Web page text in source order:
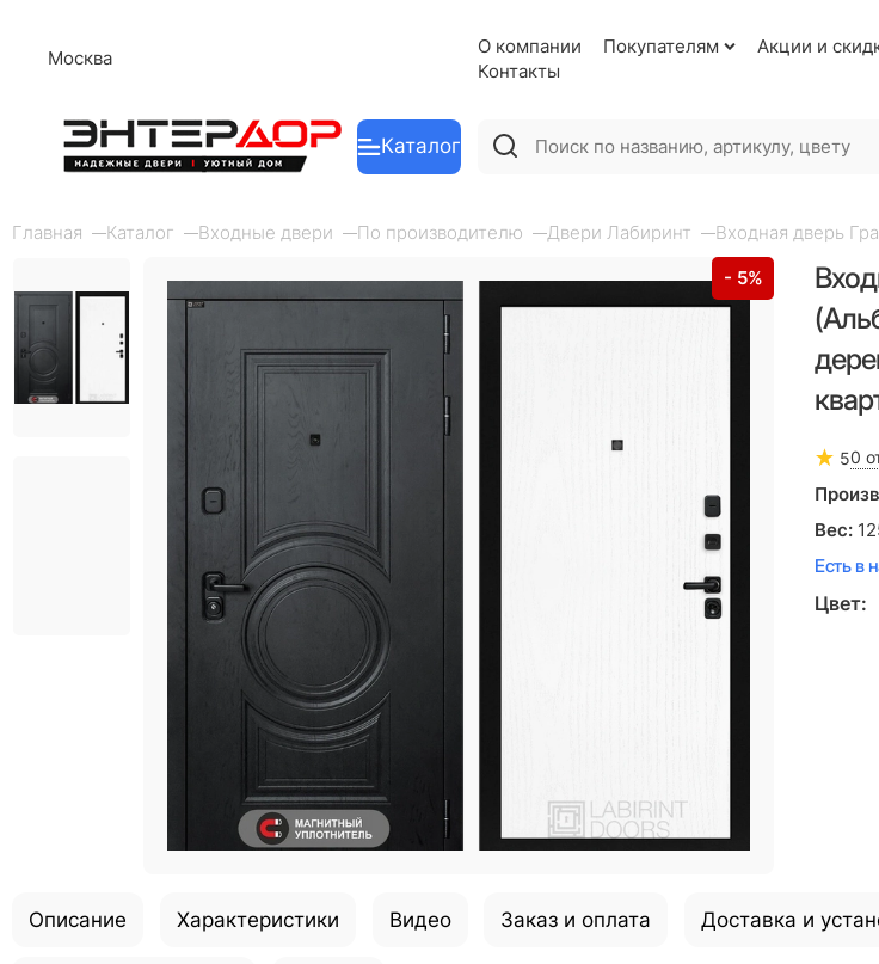
Москва
О компании Покупателям Акции и
Контакты
Каталог
Главная Каталог Входные двери По производителю Двери Лабиринт Входная дверь
- 5%
50
Вес:
Есть в
Цвет:
Описание Характеристики Видео Заказ и оплата Доставка и